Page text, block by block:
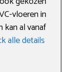
vloeren in
al vanaf
alle details